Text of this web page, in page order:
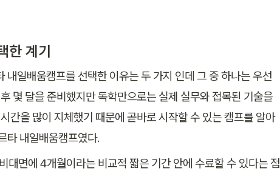
한 계기
내일배움캠프를 선택한 이유는 두 가지 인데 그 중 하나는 우선
몇 달을 준비했지만 독학만으로는 실제 실무와 접목된 기술을
간을 많이 지체했기 때문에 곧바로 시작할 수 있는 캠프를 알아
타 내일배움캠프였다.
면에 4개월이라는 비교적 짧은 기간 안에 수료할 수 있다는 점